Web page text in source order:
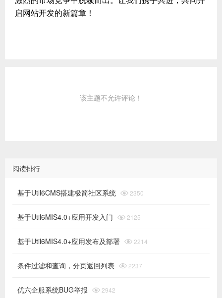
启网站开发的新篇章！
该主题不允许评论！
阅读排行
基于Util6CMS搭建极简社区系统  2350
基于Util6MIS4.0+应用开发入门  2125
基于Util6MIS4.0+应用发布及部署  2214
条件过滤和查询，分页返回列表  2237
优六企服系统BUG举报  2942